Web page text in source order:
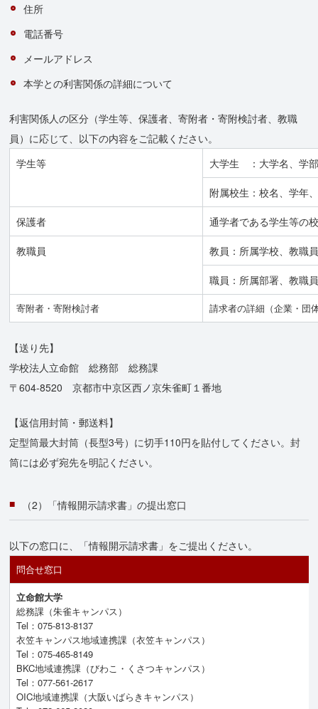
住所
電話番号
メールアドレス
本学との利害関係の詳細について
利害関係人の区分（学生等、保護者、寄附者・寄附検討者、教職
員）に応じて、以下の内容をご記載ください。
学生等
大学生 ：大学名、学
附属校生：校名、学年
保護者 通学者である学生等の
教職員 教員：所属学校、教職
職員：所属部署、教職
寄附者・寄附検討者 請求者の詳細（企業・団
【送り先】
学校法人立命館 総務部 総務課
〒604-8520 京都市中京区西ノ京朱雀町１番地
【返信用封筒・郵送料】
定型筒最大封筒（長型3号）に切手110円を貼付してください。封
筒には必ず宛先を明記ください。
（2）「情報開示請求書」の提出窓口
以下の窓口に、「情報開示請求書」をご提出ください。
問合せ窓口
立命館大学
総務課（朱雀キャンパス）
Tel：075-813-8137
衣笠キャンパス地域連携課（衣笠キャンパス）
Tel：075-465-8149
BKC地域連携課（びわこ・くさつキャンパス）
Tel：077-561-2617
OIC地域連携課（大阪いばらきキャンパス）